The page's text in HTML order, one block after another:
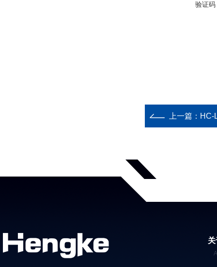
验证码
上一篇： HC-